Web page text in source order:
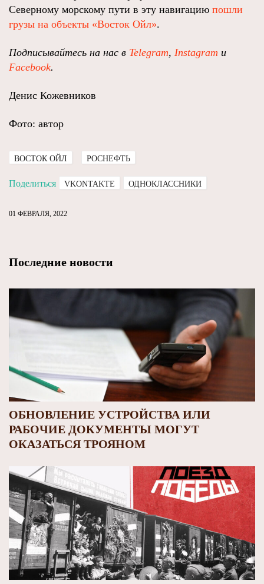
Северному морскому пути в эту навигацию пошли
грузы на объекты «Восток Ойл».
Подписывайтесь на нас в Telegram, Instagram и
Facebook.
Денис Кожевников
Фото: автор
ВОСТОК ОЙЛ РОСНЕФТЬ
Поделиться VKONTAKTE ОДНОКЛАССНИКИ
01 ФЕВРАЛЯ, 2022
Последние новости
ОБНОВЛЕНИЕ УСТРОЙСТВА ИЛИ
РАБОЧИЕ ДОКУМЕНТЫ МОГУТ
ОКАЗАТЬСЯ ТРОЯНОМ